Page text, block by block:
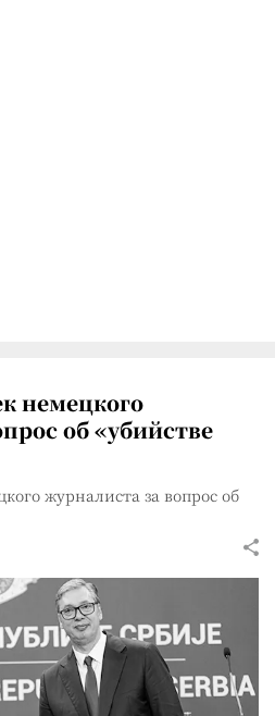
немецкого
об «убийстве
журналиста за вопрос об